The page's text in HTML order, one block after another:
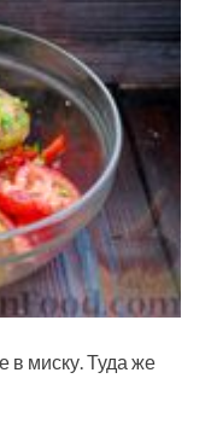
в миску. Туда же